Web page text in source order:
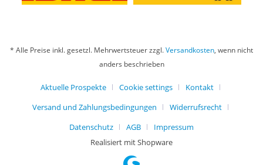
* Alle Preise inkl. gesetzl. Mehrwertsteuer zzgl.Versandkosten, wenn nicht
anders beschrieben
Aktuelle Prospekte Cookie settings
Kontakt
Versand und Zahlungsbedingungen
Widerrufsrecht
Datenschutz
AGB
Impressum
Realisiert mit Shopware